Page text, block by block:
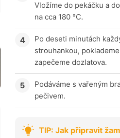
Vložíme do pekáčku a
na cca 180 °C.
Po deseti minutách
strouhankou,
zapečeme dozlatova.
Podáváme s vařeným
pečivem.
TIP: Jak připravit